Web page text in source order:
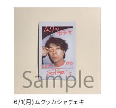
6/1(月)ムクッカシャチェキ